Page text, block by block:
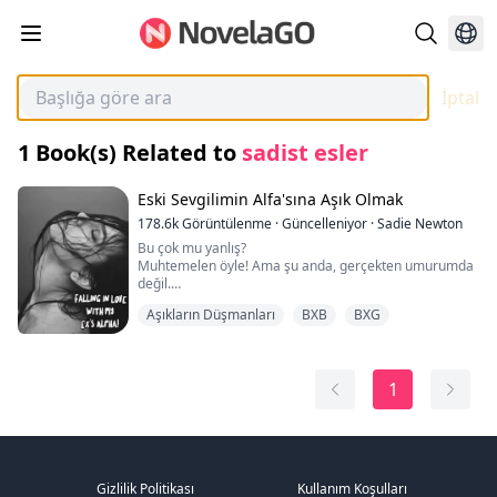
İptal
1 Book(s) Related to sadist esler
Eski Sevgilimin Alfa'sına Aşık Olmak
178.6kGörüntülenme ·Güncelleniyor ·Sadie Newton
Bu çok mu yanlış?
Muhtemelen öyle! Ama şu anda, gerçekten umurumda
değil.
bacaklarımın arasına yerleşti. Derin bir nefes alarak
bu da benden bir çığlık kopardı ve vajinamda kıvılcımlar
Bu anda kontrolümü kaybetmemi kim gerçekten
Beni yaladı ve bir inlemeyi tutamadım.
Aşıkların Düşmanları BXB BXG
1
Gizlilik Politikası Kullanım Koşulları